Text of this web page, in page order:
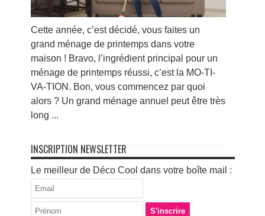
Cette année, c’est décidé, vous faites un
grand ménage de printemps dans votre
maison ! Bravo, l’ingrédient principal pour un
ménage de printemps réussi, c’est la MO-TI-
VA-TION. Bon, vous commencez par quoi
alors ? Un grand ménage annuel peut être très
long ...
INSCRIPTION NEWSLETTER
Le meilleur de Déco Cool dans votre boîte mail :